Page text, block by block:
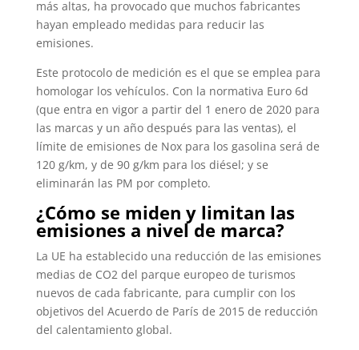
más altas, ha provocado que muchos fabricantes
hayan empleado medidas para reducir las
emisiones.
Este protocolo de medición es el que se emplea para
homologar los vehículos. Con la normativa Euro 6d
(que entra en vigor a partir del 1 enero de 2020 para
las marcas y un año después para las ventas), el
límite de emisiones de Nox para los gasolina será de
120 g/km, y de 90 g/km para los diésel; y se
eliminarán las PM por completo.
¿Cómo se miden y limitan las
emisiones a nivel de marca?
La UE ha establecido una reducción de las emisiones
medias de CO2 del parque europeo de turismos
nuevos de cada fabricante, para cumplir con los
objetivos del Acuerdo de París de 2015 de reducción
del calentamiento global.